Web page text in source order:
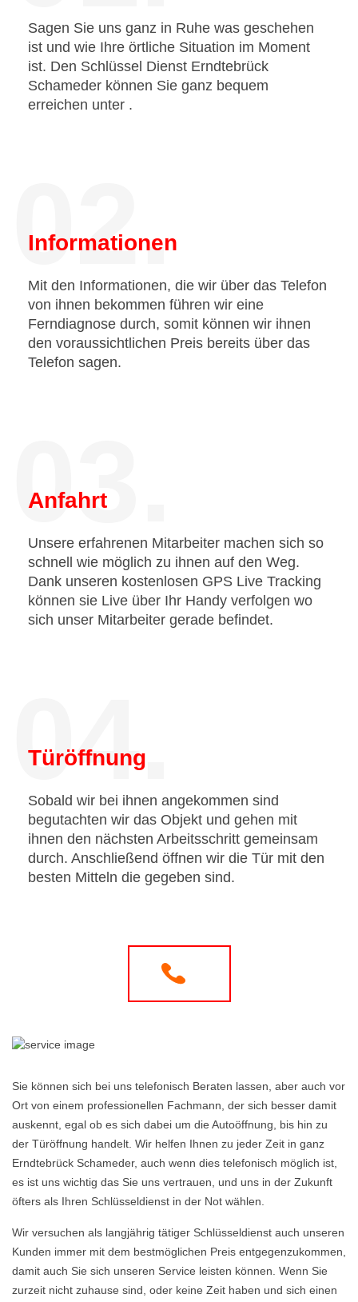
Sagen Sie uns ganz in Ruhe was geschehen
ist und wie Ihre örtliche Situation im Moment
ist. Den Schlüssel Dienst Erndtebrück
Schameder können Sie ganz bequem
erreichen unter .
02.
Informationen
Mit den Informationen, die wir über das Telefon
von ihnen bekommen führen wir eine
Ferndiagnose durch, somit können wir ihnen
den voraussichtlichen Preis bereits über das
Telefon sagen.
03.
Anfahrt
Unsere erfahrenen Mitarbeiter machen sich so
schnell wie möglich zu ihnen auf den Weg.
Dank unseren kostenlosen GPS Live Tracking
können sie Live über Ihr Handy verfolgen wo
sich unser Mitarbeiter gerade befindet.
04.
Türöffnung
Sobald wir bei ihnen angekommen sind
begutachten wir das Objekt und gehen mit
ihnen den nächsten Arbeitsschritt gemeinsam
durch. Anschließend öffnen wir die Tür mit den
besten Mitteln die gegeben sind.
Sie können sich bei uns telefonisch Beraten lassen, aber auch vor
Ort von einem professionellen Fachmann, der sich besser damit
auskennt, egal ob es sich dabei um die Autoöffnung, bis hin zu
der Türöffnung handelt. Wir helfen Ihnen zu jeder Zeit in ganz
Erndtebrück Schameder, auch wenn dies telefonisch möglich ist,
es ist uns wichtig das Sie uns vertrauen, und uns in der Zukunft
öfters als Ihren Schlüsseldienst in der Not wählen.
Wir versuchen als langjährig tätiger Schlüsseldienst auch unseren
Kunden immer mit dem bestmöglichen Preis entgegenzukommen,
damit auch Sie sich unseren Service leisten können. Wenn Sie
zurzeit nicht zuhause sind, oder keine Zeit haben und sich einen